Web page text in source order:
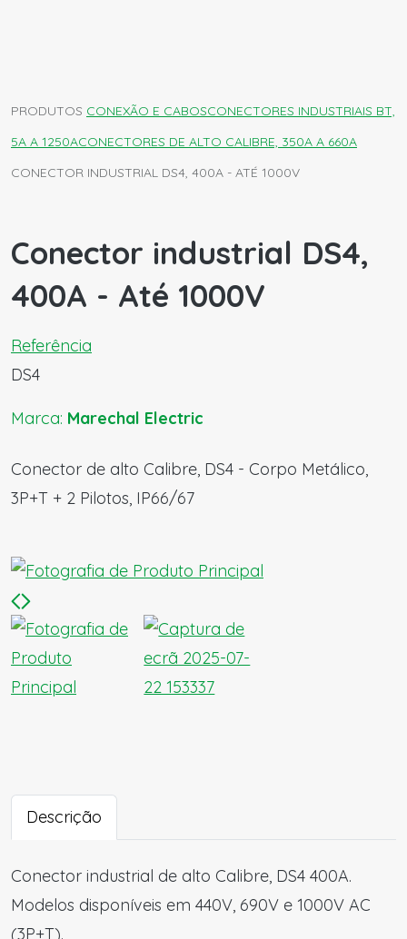
PRODUTOS CONEXÃO E CABOSCONECTORES INDUSTRIAIS BT,
5A A 1250ACONECTORES DE ALTO CALIBRE, 350A A 660A
CONECTOR INDUSTRIAL DS4, 400A - ATÉ 1000V
Conector industrial DS4,
400A - Até 1000V
Referência
DS4
Marca: Marechal Electric
Conector de alto Calibre, DS4 - Corpo Metálico,
3P+T + 2 Pilotos, IP66/67
Descrição
Conector industrial de alto Calibre, DS4 400A.
Modelos disponíveis em 440V, 690V e 1000V AC
(3P+T).